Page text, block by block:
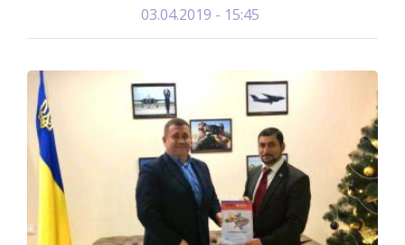
03.04.2019 - 15:45